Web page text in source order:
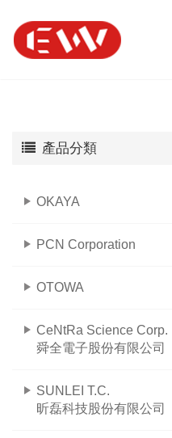
產品分類
OKAYA
PCN Corporation
OTOWA
CeNtRa Science Corp.
舜全電子股份有限公司
SUNLEI T.C.
昕磊科技股份有限公司